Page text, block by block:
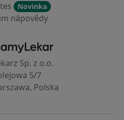
Novinka
nápovědy
ZnamyLekar - Hlavní stránka
Sp. z o.o.
5/7
Polska